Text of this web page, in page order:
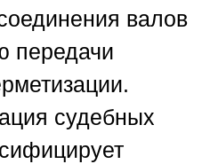
валов
передачи
судебных